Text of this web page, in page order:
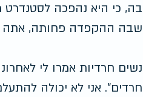
בה, כי היא נהפכה
שבה ההקפדה פחותה, אתה
נשים חרדיות אמרו לי
חרדים". אני לא יכולה